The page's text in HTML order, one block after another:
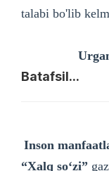
talabi bo'lib
Batafsil...
Inson
“Xalq soʻzi”